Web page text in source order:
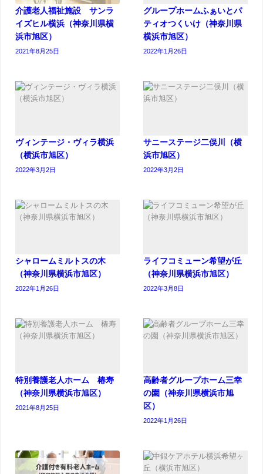
介護老人福祉施設 サンラ
イズヒル横浜（神奈川県横
浜市旭区）
2021年8月25日
グループホームふぁいとパ
ティオつくいけ（神奈川県
横浜市旭区）
2022年1月26日
ヴィンテージ・ヴィラ横浜
（横浜市旭区）
2022年3月2日
サニーステージ二俣川（横
浜市旭区）
2022年3月2日
シャロームミルトスの木
（神奈川県横浜市旭区）
2022年1月26日
ライフコミューン希望が丘
（神奈川県横浜市旭区）
2022年3月8日
特別養護老人ホーム 椿寿
（神奈川県横浜市旭区）
2021年8月25日
高齢者グループホーム三幸
の園（神奈川県横浜市旭
区）
2022年1月26日